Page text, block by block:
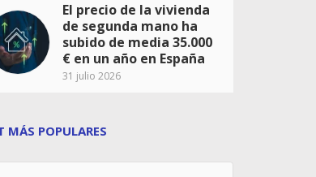
El precio de la vivienda
de segunda mano ha
subido de media 35.000
€ en un año en España
31 julio 2026
MÁS POPULARES